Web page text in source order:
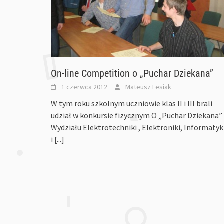
On-line Competition o „Puchar Dziekana”
1 czerwca 2012 Mateusz Lesiak
W tym roku szkolnym uczniowie klas II i III brali
udział w konkursie fizycznym O „Puchar Dziekana”
Wydziału Elektrotechniki , Elektroniki,
i [...]